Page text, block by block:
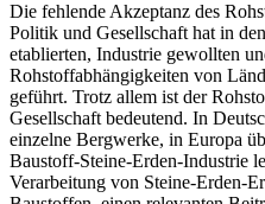
Die fehlende Akzeptanz des
Politik und Gesellschaft hat in
etablierten, Industrie gewollten
Rohstoffabhängigkeiten von
geführt. Trotz allem ist der
Gesellschaft bedeutend. In
einzelne Bergwerke, in Europa
Baustoff-Steine-Erden-Industrie
Verarbeitung von Steine-Erden-